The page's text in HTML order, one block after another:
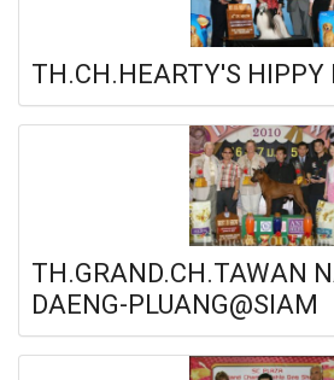
TH.CH.HEARTY'S HIPPY
TH.GRAND.CH.TAWAN
DAENG-PLUANG@SIAM